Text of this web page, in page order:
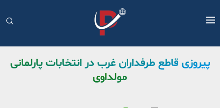
پیروزی قاطع طرفداران غرب در انتخابات پارلمانی
مولداوی